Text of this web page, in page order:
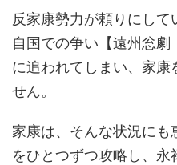
反家康勢力が頼りにして
自国での争い【遠州忩劇
に追われてしまい、家康
せん。
家康は、そんな状況に
をひとつずつ攻略し、